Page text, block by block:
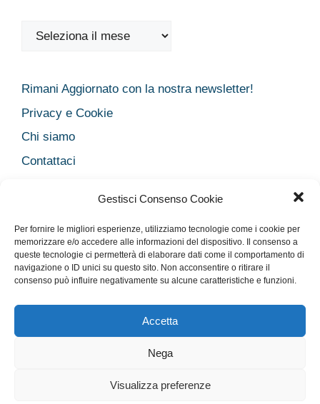
Gestisci Consenso Cookie
Per fornire le migliori esperienze, utilizziamo tecnologie come i cookie per
memorizzare e/o accedere alle informazioni del dispositivo. Il consenso a
queste tecnologie ci permetterà di elaborare dati come il comportamento di
navigazione o ID unici su questo sito. Non acconsentire o ritirare il
consenso può influire negativamente su alcune caratteristiche e funzioni.
Accetta
Nega
Visualizza preferenze
Archivi
Rimani Aggiornato con la nostra newsletter!
Privacy e Cookie
Chi siamo
Contattaci
Cookie Policy
Disclaimer medico
Disconoscimento
Imprint
Rimani Aggiornato con la nostra newsletter!
Privacy e Cookie
Chi siamo Contattaci